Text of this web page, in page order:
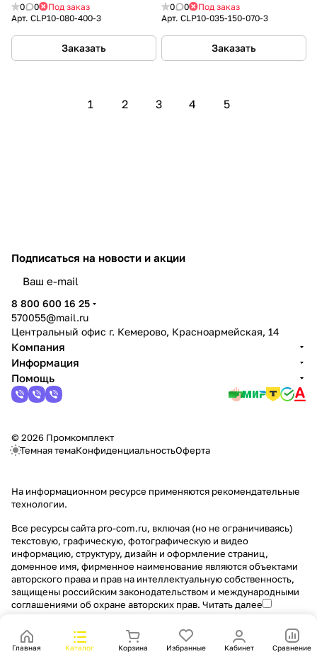
0 0
Под заказ
Арт. CLP10-080-400-3
Заказать
0 0
Под заказ
Арт. CLP10-035-150-070-3
Заказать
1 2 3 4 5
Главная Каталог Корзина Избранные Кабинет Сравнение
Подписаться на новости и акции
8 800 600 16 25
570055@mail.ru
Центральный офис г. Кемерово, Красноармейская, 14
Компания
Информация
Помощь
© 2026 Промкомплект
Темная темаКонфиденциальностьОферта
На информационном ресурсе применяются рекомендательные
технологии.
Все ресурсы сайта pro-com.ru, включая (но не ограничиваясь)
текстовую, графическую, фотографическую и видео
информацию, структуру, дизайн и оформление страниц,
доменное имя, фирменное наименование являются объектами
авторского права и прав на интеллектуальную собственность,
защищены российским законодательством и международными
соглашениями об охране авторских прав. Читать далее